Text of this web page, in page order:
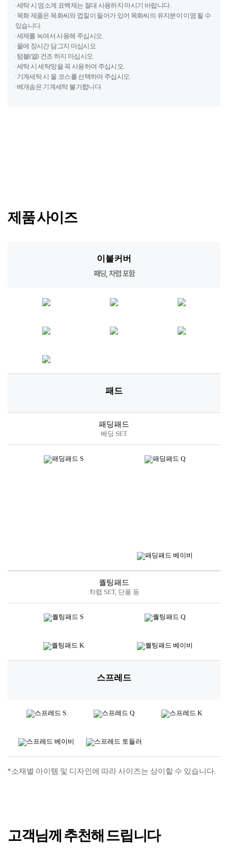
· 세탁 시 염소계 표백제는 절대 사용하지 마시기 바랍니다.
· 목화 제품은 목화씨와 껍질이 들어가 있어 목화씨의 유지분이 이염 될 수
있습니다.
· 세제를 녹여서 사용해 주십시오.
· 물에 장시간 담그지 마십시오.
· 텀블(열) 건조 하지 마십시오.
· 세탁 시 세탁망을 꼭 사용하여 주십시오.
· 기계세탁 시 울 코스를 선택하여 주십시오.
· 베개솜은 기계세탁 불가합니다.
제품 사이즈
이불커버
패딩, 차렵 포함
패드
패딩패드
베딩 SET
퀄팅패드
차렵 SET, 단품 등
스프레드
*소재별 아이템 및 디자인에 따라 사이즈는 상이할 수 있습니다.
고객님께 추천해 드립니다